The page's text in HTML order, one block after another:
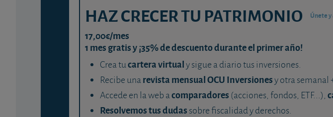
HAZ CRECER TU PATRIMONIO Únete
17,00€/mes
1 mes gratis y ¡35% de descuento durante el primer año!
Crea tucartera virtualy sigue a diario tus inversiones.
Recibe unarevista mensual OCU Inversionesy otra semanal
Accede en la web acomparadores (acciones, fondos, ETF...),
Resolvemos tus dudas sobre fiscalidad y derechos.